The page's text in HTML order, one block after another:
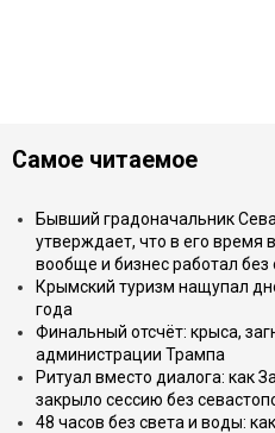
Самое читаемое
Бывший градоначальник
утверждает, что в его время
вообще и бизнес работал без
Крымский туризм нащупал
года
Финальный отсчёт: крыса,
администрации Трампа
Ритуал вместо диалога: как
закрыло сессию без
48 часов без света и воды: